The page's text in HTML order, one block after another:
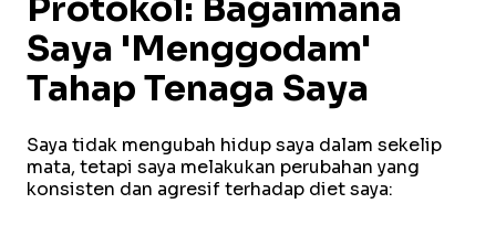
Protokol: Bagaimana
Saya 'Menggodam'
Tahap Tenaga Saya
Saya tidak mengubah hidup saya dalam sekelip
mata, tetapi saya melakukan perubahan yang
konsisten dan agresif terhadap diet saya: